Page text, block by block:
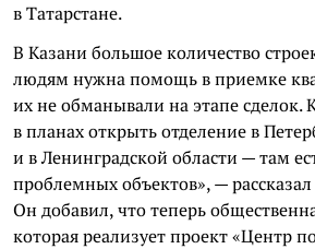
в Татарстане.
В Казани большое количество
людям нужна помощь в приемке
их не обманывали на этапе сделок.
в планах открыть отделение в
и в Ленинградской области — там
проблемных объектов», —
Он добавил, что теперь
которая реализует проект «Центр